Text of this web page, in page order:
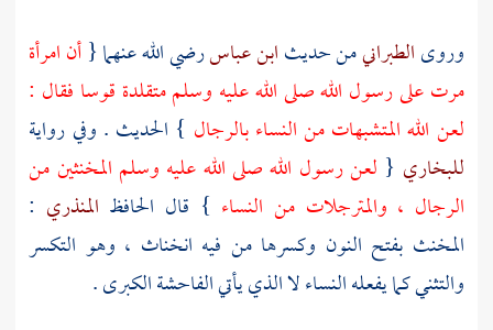
وروىالطبرانيمن حديثابن عباسرضي الله عنهما {أن امرأة
مرت على رسول الله صلى الله عليه وسلم متقلدة قوسا فقال :
لعن الله المتشبهات من النساء بالرجال } الحديث . وفي رواية
للبخاري { لعن رسول الله صلى الله عليه وسلم المخنثين من
الرجال ، والمترجلات من النساء } قال الحافظ المنذري :
المخنث بفتح النون وكسرها من فيه انخناث ، وهو التكسر
والتثني كما يفعله النساء لا الذي يأتي الفاحشة الكبرى .